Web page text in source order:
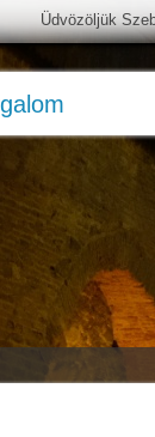
Üdvözöljük